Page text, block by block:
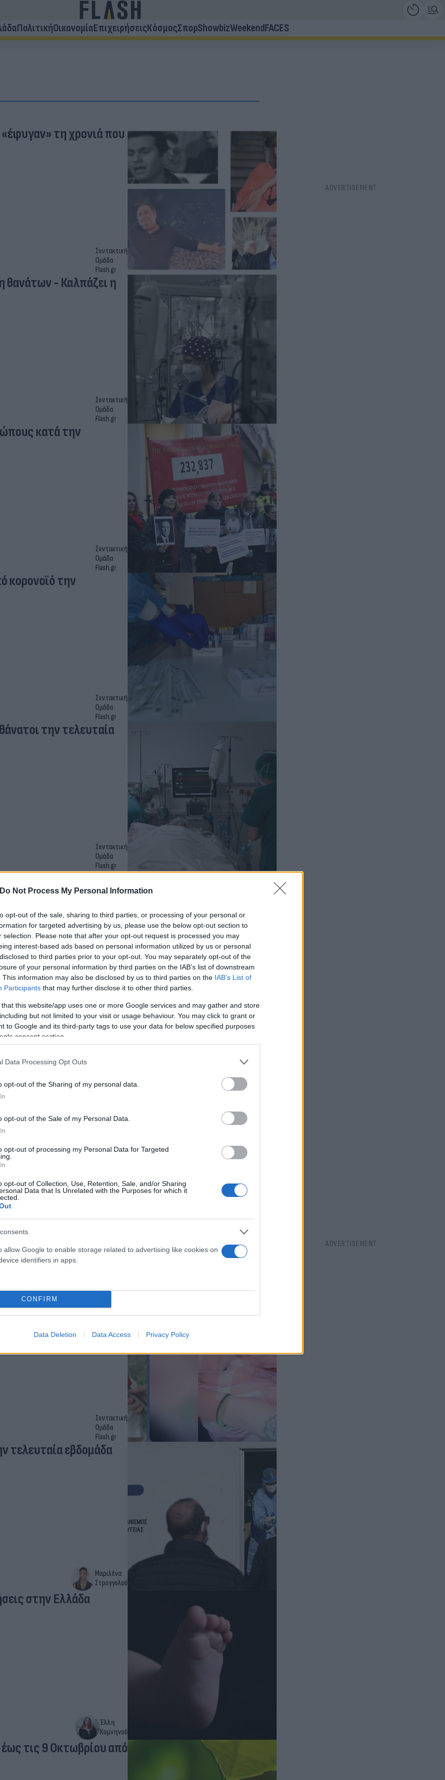
Do Not Process My Personal Information
opt-out of the sale, sharing to third parties, or processing of your personal or
for targeted advertising by us, please use the below opt-out section to
selection. Please note that after your opt-out request is processed you may
interest-based ads based on personal information utilized by us or personal
to third parties prior to your opt-out. You may separately opt-out of the
of your personal information by third parties on the IAB’s list of downstream
This information may also be disclosed by us to third parties on the IAB’s List of
Participants that may further disclose it to other third parties.
that this website/app uses one or more Google services and may gather and store
but not limited to your visit or usage behaviour. You may click to grant or
to Google and its third-party tags to use your data for below specified purposes
consent section.
Data Processing Opt Outs
opt-out of the Sharing of my personal data.
opt-out of the Sale of my Personal Data.
opt-out of processing my Personal Data for Targeted
opt-out of Collection, Use, Retention, Sale, and/or Sharing
Data that Is Unrelated with the Purposes for which it
allow Google to enable storage related to advertising like cookies on
identifiers in apps.
CONFIRM
Data Deletion Data Access Privacy Policy
ΠολιτικήΟικονομίαΕπιχειρήσειςΚόσμοςΣπορShowbizWeekendFACES
τη χρονιά που
Συντακτική
Ομάδα
Flash.gr
θανάτων - Καλπάζει η
Συντακτική
Ομάδα
Flash.gr
κατά την
Συντακτική
Ομάδα
Flash.gr
κορονοϊό την
Συντακτική
Ομάδα
Flash.gr
την τελευταία
Συντακτική
Ομάδα
Flash.gr
την τελευταία
Ομάδα
Flash.gr
δύο παιδιών σε
Flash.gr
ο θάνατος των δύο
Συντακτική
Ομάδα
Flash.gr
τελευταία εβδομάδα
Μαριλένα
Στρογγυλού
στην Ελλάδα
Έλλη
Κομνηνού
τις 9 Οκτωβρίου από